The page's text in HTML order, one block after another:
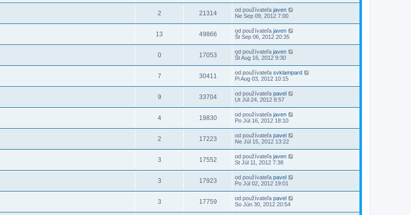
2 21314 od používateľa javen
Ne Sep 09, 2012 7:00
13 49866 od používateľa javen
Št Sep 06, 2012 20:35
0 17053 od používateľa javen
Št Aug 16, 2012 9:30
7 30411 od používateľa svklampard
Pi Aug 03, 2012 10:15
9 33704 od používateľa pavel
Ut Júl 24, 2012 8:57
4 19830 od používateľa javen
Po Júl 16, 2012 18:10
2 17223 od používateľa pavel
Ne Júl 15, 2012 13:22
3 17552 od používateľa javen
St Júl 11, 2012 7:38
3 17923 od používateľa pavel
Po Júl 02, 2012 19:01
3 17759 od používateľa pavel
So Jún 30, 2012 20:54